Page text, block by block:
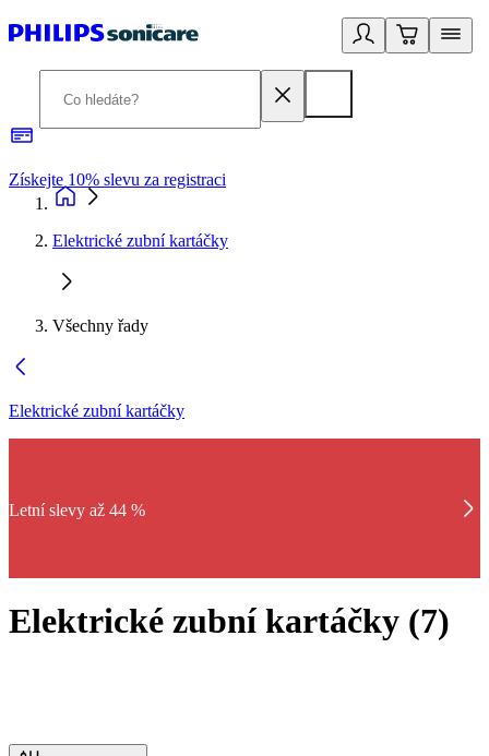
Získejte 10% slevu za registraci
Elektrické zubní kartáčky
Všechny řady
Elektrické zubní kartáčky
Letní slevy až 44 %
Elektrické zubní kartáčky (7)